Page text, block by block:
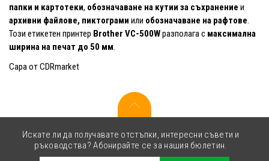
папки и картотеки, обозначаване на кутии за съхранение и
архивни файлове, пиктограми или обозначаване на рафтове.
Този етикетен принтер Brother VC-500Wразполага с максимална
ширина на печат до 50 мм.
Сара от CDRmarket
Искате ли да получавате отстъпки, интересни съвети и
ръководства? Абонирайте се за нашия бюлетин.